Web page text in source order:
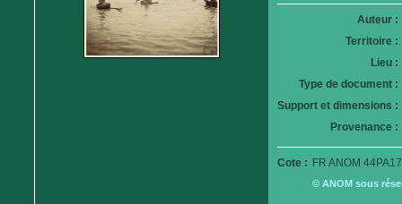
Auteur :
Territoire :
Lieu :
Type de document :
Support et dimensions :
Provenance :
Cote : FR ANOM
© ANOM sous